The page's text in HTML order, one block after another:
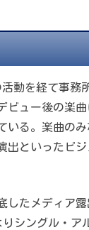
動を経て事務
ュー後の楽
いる。楽曲の
出といったビ
したメディア
りシングル・